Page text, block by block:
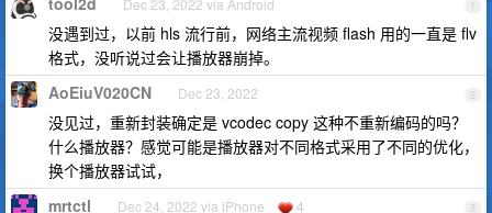
1
Dec 23, 2022 via Android
没遇到过，以前 hls 流行前，网络主流视频 flash 用的一直是 flv
格式，没听说过会让播放器崩掉。
2
AoEiuV020CN Dec 23, 2022
没见过，重新封装确定是 vcodec copy 这种不重新编码的吗？
什么播放器？感觉可能是播放器对不同格式采用了不同的优化，
换个播放器试试，
3
mrtctl Dec 24, 2022 via iPhone 4